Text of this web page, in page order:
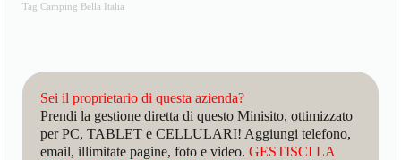
Tag Camping Bella Italia
Sei il proprietario di questa azienda?
Prendi la gestione diretta di questo Minisito, ottimizzato
per PC, TABLET e CELLULARI! Aggiungi telefono,
email, illimitate pagine, foto e video.GESTISCI LA